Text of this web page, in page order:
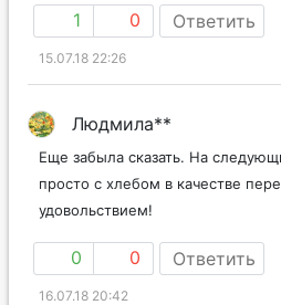
1 0 Ответить
15.07.18 22:26
Людмила**
Еще забыла сказать. На
просто с хлебом в качестве
удовольствием!
0 0 Ответить
16.07.18 20:42